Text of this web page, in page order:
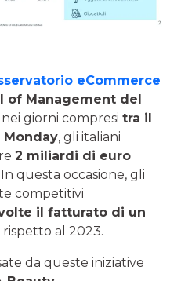
eCommerce
of Management del
nei giorni compresi tra il
Monday, gli italiani
2 miliardi di euro
In questa occasione, gli
competitivi
il fatturato di un
rispetto al 2023.
da queste iniziative